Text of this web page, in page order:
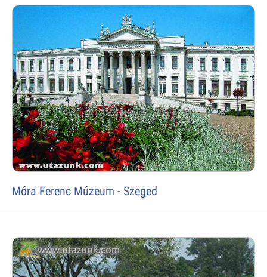
Móra Ferenc Múzeum - Szeged